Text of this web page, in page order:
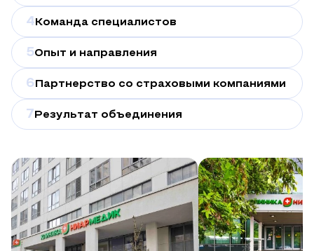
4 Команда специалистов
5Опыт и направления
6 Партнерство со страховыми компаниями
7 Результат объединения